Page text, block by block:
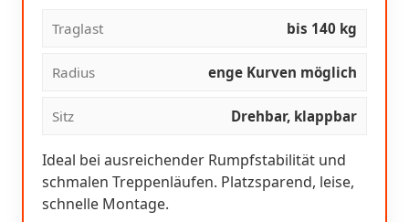
Traglast bis 140 kg
Radius enge Kurven möglich
Sitz Drehbar, klappbar
Ideal bei ausreichender Rumpfstabilität und
schmalen Treppenläufen. Platzsparend, leise,
schnelle Montage.